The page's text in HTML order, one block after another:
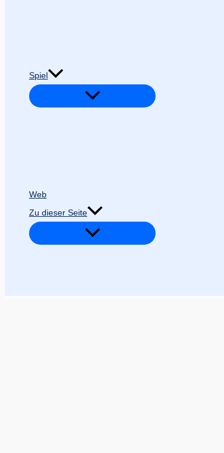
Spiel
Web
Zu dieser Seite